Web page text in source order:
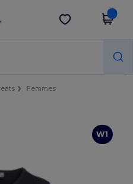
Obtenir l'appli
Femmes
W1